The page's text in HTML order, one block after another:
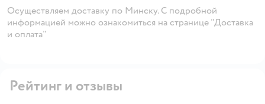
Осуществляем доставку по Минску. С подробной
информацией можно ознакомиться на странице "Доставка
и оплата"
Рейтинг и отзывы